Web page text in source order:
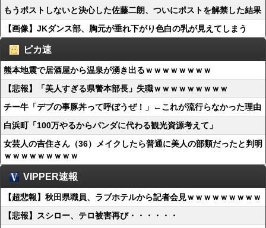
もうポストしないと決心した佐藤二朗、ついにポストを解禁した結果
【画像】JKダンス部、胸元が垂れ下がり色白の乳が見えてしまう
ピカ速
熊本地震で居酒屋から温泉が湧き出るｗｗｗｗｗｗｗｗ
【悲報】「美人すぎる県警本部長」失職ｗｗｗｗｗｗｗｗｗ
チー牛「デブの事豚丼って呼ぼうぜ！」←これが流行らなかった理由
白浜町「100万やるからパンダに代わる観光資源考えて」
女芸人の吉住さん（36）メイクしたら普通に美人の部類だったと判明
ｗｗｗｗｗｗｗｗｗ
VIPPER速報
【超悲報】秋田県職員、ラブホテルから記者会見ｗｗｗｗｗｗｗｗｗ
【悲報】スシロー、テロ被害再び・・・・・・